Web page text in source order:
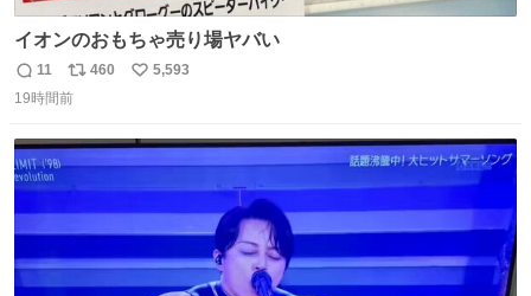
イオンのおもちゃ売り場ヤバい
返
信
11
リ
ポ
ト
460
い
数
5,593
19時間前